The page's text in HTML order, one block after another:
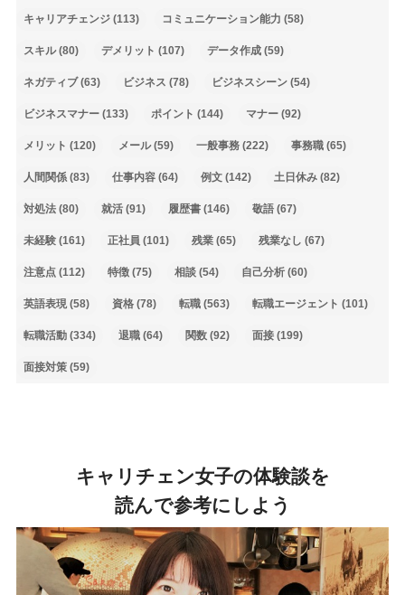
キャリアチェンジ(113) コミュニケーション能力 (58)
スキル(80) デメリット (107) データ作成(59)
ネガティブ(63) ビジネス (78) ビジネスシーン(54)
ビジネスマナー(133) ポイント (144) マナー(92)
メリット (120) メール(59) 一般事務(222) 事務職(65)
人間関係(83) 仕事内容(64) 例文(142) 土日休み(82)
対処法(80) 就活(91) 履歴書(146) 敬語(67)
未経験(161) 正社員 (101) 残業(65) 残業なし (67)
注意点(112) 特徴(75) 相談(54) 自己分析(60)
英語表現(58) 資格(78) 転職(563) 転職エージェント (101)
転職活動(334) 退職(64) 関数(92) 面接(199)
面接対策(59)
キャリチェン女子の体験談を
読んで参考にしよう